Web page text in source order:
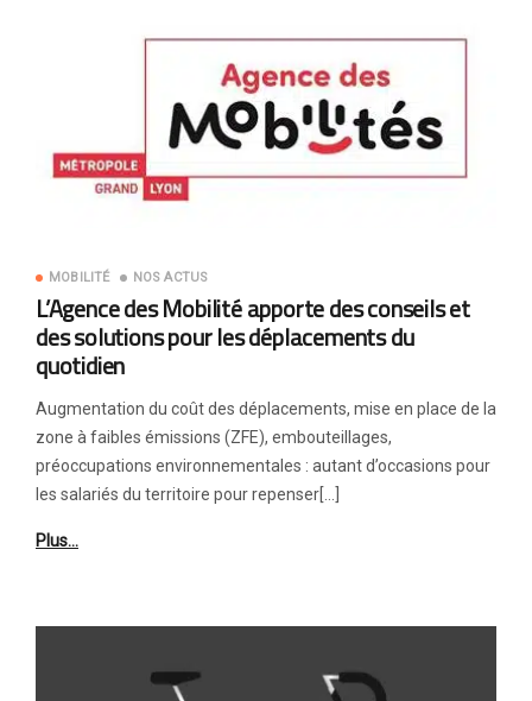
MOBILITÉ NOS ACTUS
L’Agence des Mobilité apporte des conseils et
des solutions pour les déplacements du
quotidien
Augmentation du coût des déplacements, mise en place de la
zone à faibles émissions (ZFE), embouteillages,
préoccupations environnementales : autant d’occasions pour
les salariés du territoire pour repenser[…]
Plus…